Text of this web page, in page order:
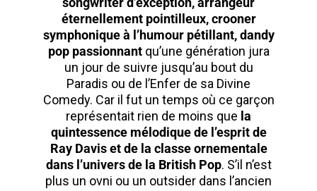
éternellement pointilleux, crooner
symphonique à l’humour pétillant, dandy
pop passionnantqu’une génération jura
un jour de suivre jusqu’au bout du
Paradis ou de l’Enfer de sa Divine
Comedy. Car il fut un temps où ce garçon
représentait rien de moins que la
quintessence mélodique de l’esprit de
Ray Davis et de la classe ornementale
dans l’univers de la British Pop. S’il n’est
plus un ovni ou un outsider dans l’ancien